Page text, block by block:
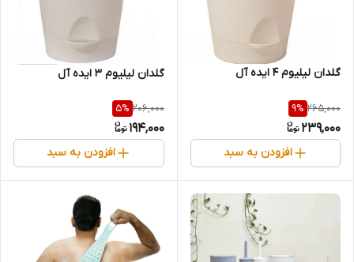
گلدان لیلیوم 4 ایده آل
265,000
9%
239,000
افزودن به سبد
گلدان لیلیوم 3 ایده آل
206,000
5%
194,000
افزودن به سبد